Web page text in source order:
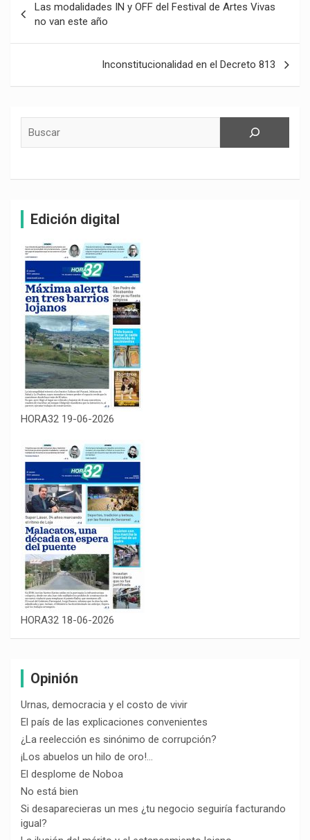
de
entradas
Las modalidades IN y OFF del Festival de Artes Vivas
no van este año
Inconstitucionalidad en el Decreto 813
Edición digital
HORA32 19-06-2026
HORA32 18-06-2026
Opinión
Urnas, democracia y el costo de vivir
El país de las explicaciones convenientes
¿La reelección es sinónimo de corrupción?
¡Los abuelos un hilo de oro!…
El desplome de Noboa
No está bien
Si desaparecieras un mes ¿tu negocio seguiría facturando
igual?